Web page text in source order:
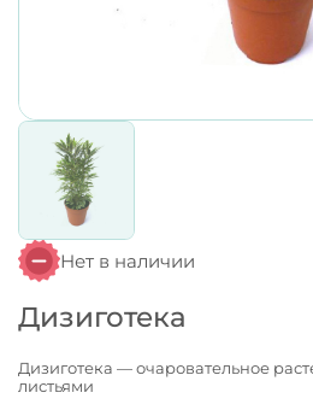
Нет в наличии
Дизиготека
Дизиготека — очаровательное
листьями